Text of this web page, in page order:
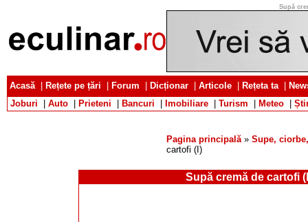
Supă
Acasă| Rețete pe țări Forum Dicționar Articole Rețeta ta|
Joburi
Auto Prieteni Bancuri Imobiliare Turism Meteo
Pagina principală» Supe,
cartofi (I)
Supă cremă de cartofi